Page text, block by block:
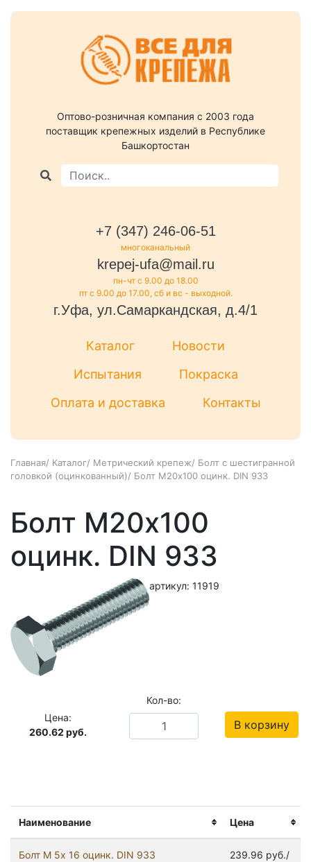
Оптово-розничная компания c 2003 года
поставщик крепежных изделий в Республике
Башкортостан
+7 (347) 246-06-51
многоканальный
krepej-ufa@mail.ru
пн-чт с 9.00 до 18.00
пт с 9.00 до 17.00, сб и вс - выходной.
г.Уфа, ул.Самаркандская, д.4/1
Каталог
Новости
Испытания
Покраска
Оплата и доставка
Контакты
Главная/ Каталог/ Метрический крепеж/ Болт с шестигранной
головкой (оцинкованный)/ Болт М20х100 оцинк. DIN 933
Наименование Цена
Болт М 5х 16 оцинк. DIN 933
239.96 руб./
Болт М20х100
оцинк. DIN 933
артикул: 11919
Цена:
260.62 руб.
Кол-во:
В корзину